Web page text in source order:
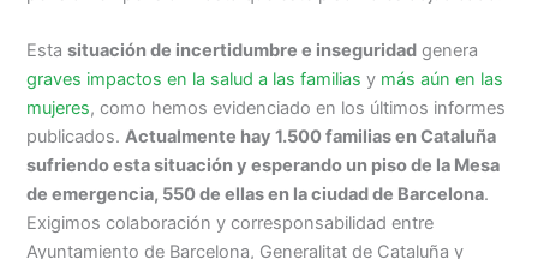
Estasituación de incertidumbre e inseguridad genera
graves impactos en la salud a las familias y más aún en las
mujeres, como hemos evidenciado en los últimos informes
publicados.Actualmente hay 1.500 familias en Cataluña
sufriendo esta situación y esperando un piso de la Mesa
de emergencia, 550 de ellas en la ciudad de Barcelona.
Exigimos colaboración y corresponsabilidad entre
Ayuntamiento de Barcelona, Generalitat de Cataluña y